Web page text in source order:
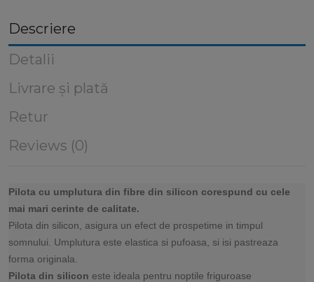
Descriere
Detalii
Livrare și plată
Retur
Reviews (0)
Pilota cu umplutura din fibre din silicon corespund cu cele
mai mari cerinte de calitate.
Pilota din silicon, asigura un efect de prospetime in timpul
somnului. Umplutura este elastica si pufoasa, si isi pastreaza
forma originala.
Pilota din silicon este ideala pentru noptile friguroase